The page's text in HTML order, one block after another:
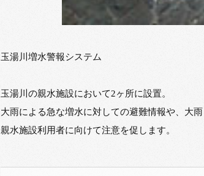
玉湯川増水警報システム
玉湯川の親水施設において2ヶ所に設置。
大雨による急な増水に対しての避難情報や、大
親水施設利用者に向けて注意を促します。